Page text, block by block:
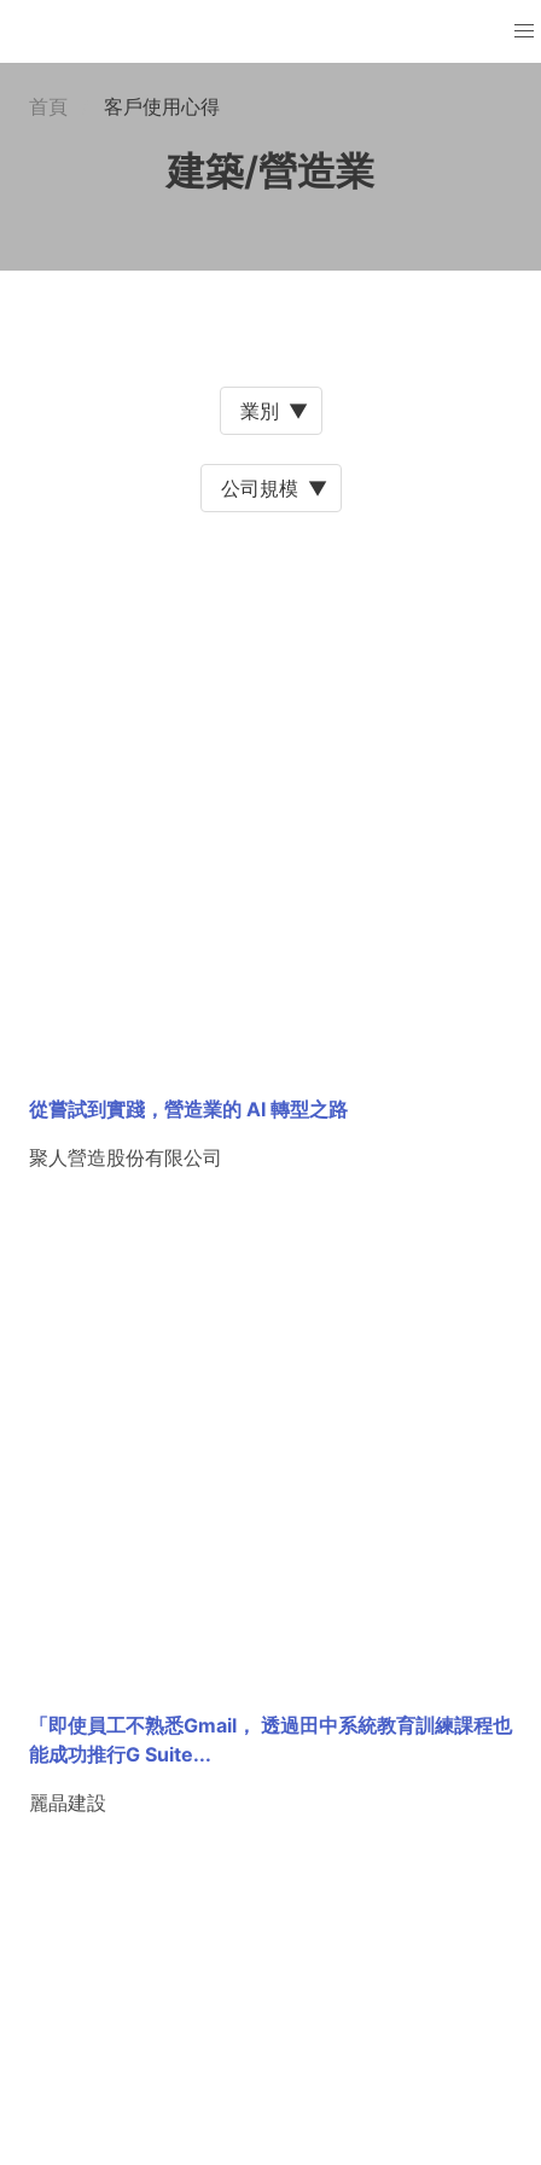
首頁 客戶使用心得
建築/營造業
業別 ▼
公司規模 ▼
從嘗試到實踐，營造業的 AI 轉型之路
聚人營造股份有限公司
「即使員工不熟悉Gmail， 透過田中系統教育訓練課程也
能成功推行G Suite...
麗晶建設